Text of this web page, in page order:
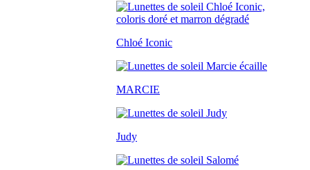
Chloé Iconic
MARCIE
Judy